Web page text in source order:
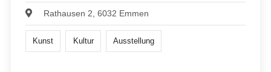
Rathausen 2, 6032 Emmen
Kunst Kultur Ausstellung